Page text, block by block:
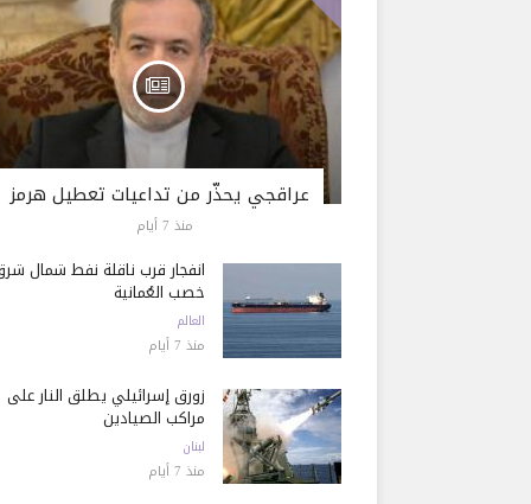
عراقجي يحذّر من تداعيات تعطيل هرمز
منذ 7 أيام
انفجار قرب ناقلة نفط شمال
خصب العُمانية
العالم
منذ 7 أيام
زورق إسرائيلي يطلق النار على
مراكب الصيادين
لبنان
منذ 7 أيام